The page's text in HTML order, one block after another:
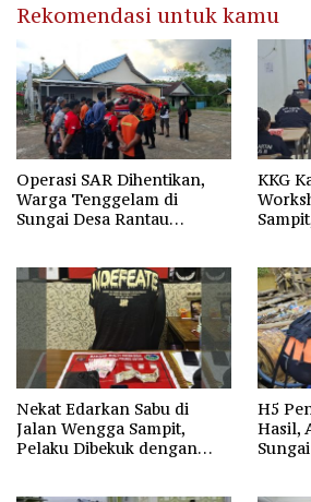
Rekomendasi untuk kamu
Operasi SAR Dihentikan,
Warga Tenggelam di
Sungai Desa Rantau
KKG
Nekat Edarkan Sabu di
Jalan Wengga Sampit,
Pelaku Dibekuk dengan
H5
Hasil,